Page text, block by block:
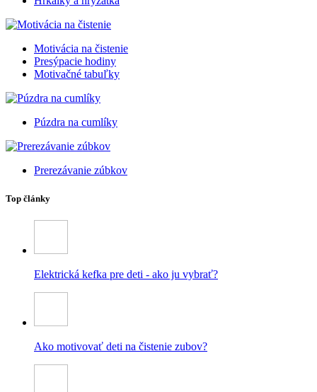
Motivácia na čistenie
Presýpacie hodiny
Motivačné tabuľky
Púzdra na cumlíky
Prerezávanie zúbkov
Top články
Elektrická kefka pre deti - ako ju vybrať?
Ako motivovať deti na čistenie zubov?